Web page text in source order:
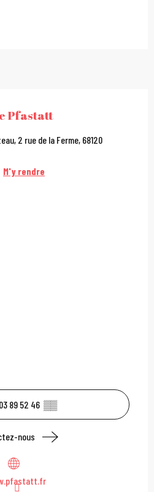
Pfastatt
2 rue de la Ferme, 68120
M'y rendre
03 89 52 46 ▒▒
nous